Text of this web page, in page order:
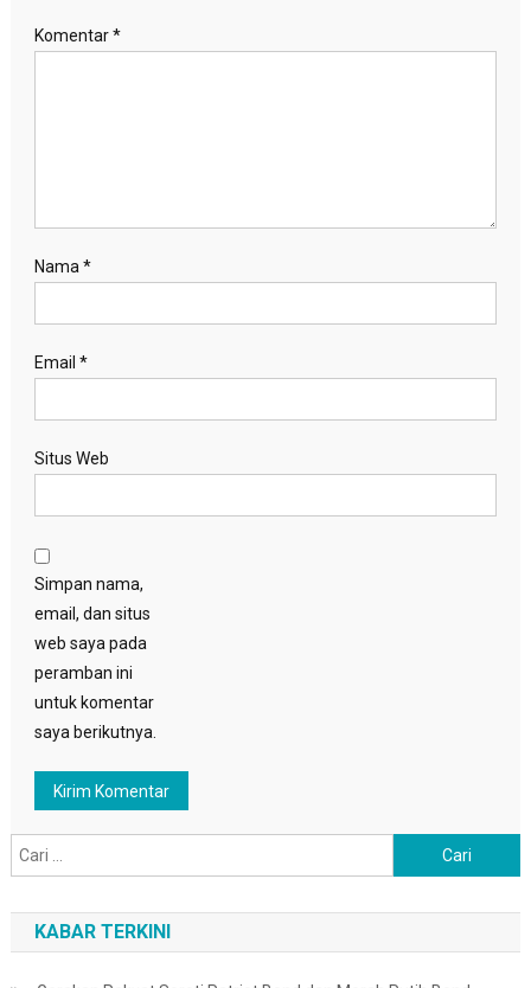
Komentar*
Nama *
Email *
Situs Web
Simpan nama,
email, dan situs
web saya pada
peramban ini
untuk komentar
saya berikutnya.
untuk:
KABAR TERKINI